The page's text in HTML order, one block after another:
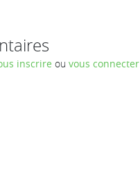
inscrire ou vous connecter